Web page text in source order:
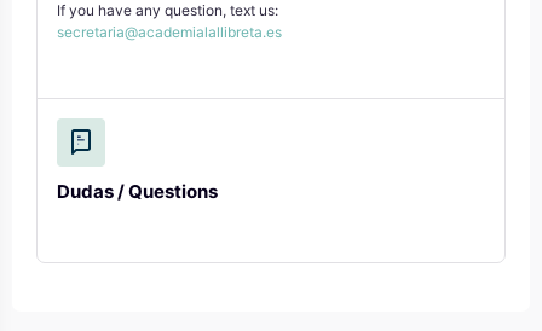
If you have any question, text us:
secretaria@academialallibreta.es
Dudas / Questions